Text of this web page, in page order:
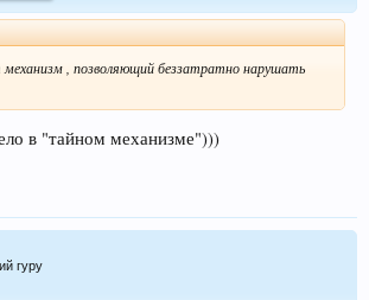
, позволяющий беззатратно нарушать
в "тайном механизме")))
гуру